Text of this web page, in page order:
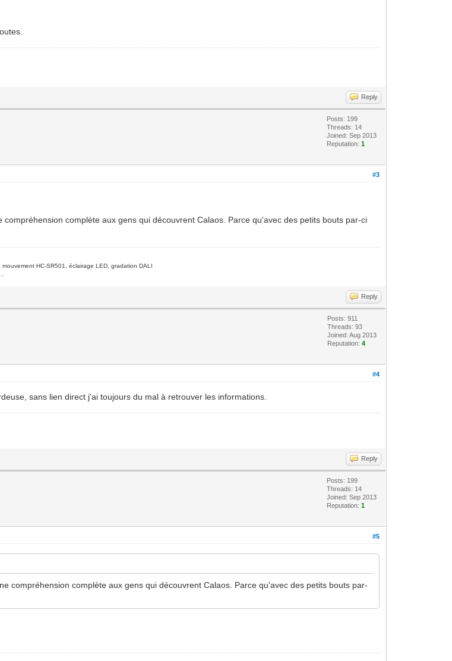
Reply
Posts: 199
Threads: 14
Joined: Sep 2013
Reputation:1
#3
complète aux gens qui découvrent Calaos. Parce qu'avec des petits bouts par-ci
HC-SR501, éclairage LED, gradation DALI
Reply
Posts: 911
Threads: 93
Joined: Aug 2013
Reputation:4
#4
sans lien direct j'ai toujours du mal à retrouver les informations.
Reply
Posts: 199
Threads: 14
Joined: Sep 2013
Reputation:1
#5
compréhension complète aux gens qui découvrent Calaos. Parce qu'avec des petits bouts par-